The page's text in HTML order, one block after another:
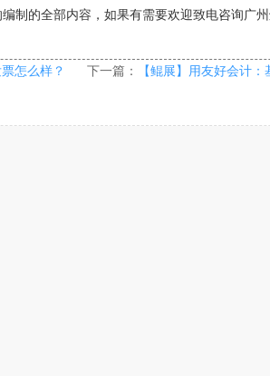
制的全部内容，如果有需要欢迎致电咨询广
怎么样？ 下一篇： 【鲲展】用友好会计